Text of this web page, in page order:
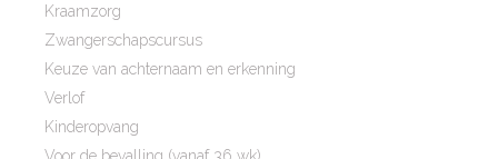
Kraamzorg
Zwangerschapscursus
Keuze van achternaam en erkenning
Verlof
Kinderopvang